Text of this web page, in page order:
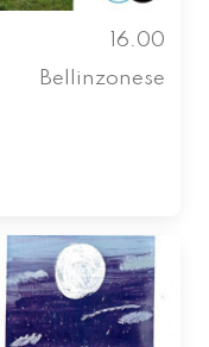
16.00
Bellinzonese